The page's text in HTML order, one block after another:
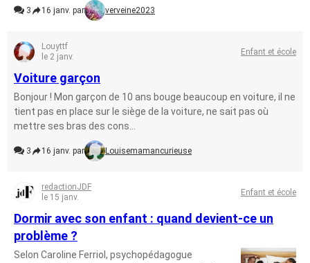
3 16 janv. par verveine2023
Louyttf
le 2 janv.
Enfant et école
Voiture garçon
Bonjour ! Mon garçon de 10 ans bouge beaucoup en voiture, il ne
tient pas en place sur le siège de la voiture, ne sait pas où
mettre ses bras des cons...
3 16 janv. par Louisemamancurieuse
redactionJDF
le 15 janv.
Enfant et école
Dormir avec son enfant : quand devient-ce un
problème ?
Selon Caroline Ferriol, psychopédagogue